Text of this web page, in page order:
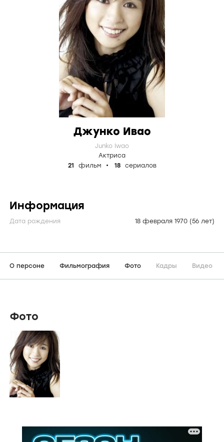
Джунко Ивао
Junko Iwao
Актриса
21
фильм 18 сериалов
Информация
Дата рождения 18 февраля 1970 (56 лет)
О персоне Фильмография Фото Кадры Видео
Фото